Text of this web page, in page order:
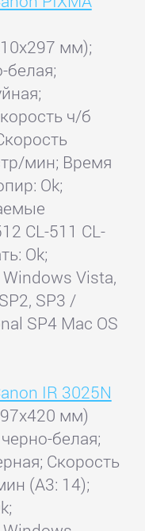
мм);
белая;
ч/б
мин; Время
Ok;
CL-511 CL-
Ok;
Vista,
SP3 /
SP4 Mac OS
IR 3025N
мм)
белая;
Скорость
(A3: 14);